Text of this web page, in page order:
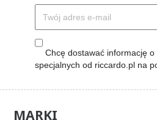
Chcę dostawać informację
specjalnych od riccardo.pl na
MARKI